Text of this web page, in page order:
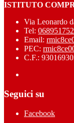
ISTITUTO
Via Leonardo
Tel:
Email:
PEC:
C.F.:
Seguici su
Facebook